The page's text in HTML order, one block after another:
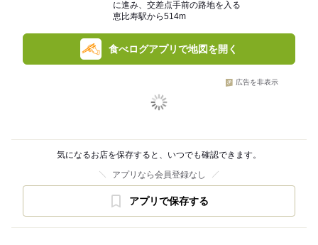
に進み、交差点手前の路地を入る
恵比寿駅から514m
食べログアプリで地図を開く
広告を非表示
気になるお店を保存すると、いつでも確認できます。
アプリなら会員登録なし
アプリで保存する